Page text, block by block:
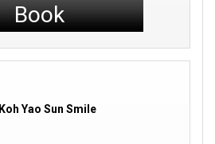
Book
Koh Yao Sun Smile